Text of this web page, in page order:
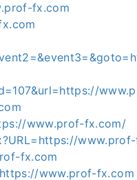
fx.com
www.prof-fx.com/
fx.com
www.prof-fx.com